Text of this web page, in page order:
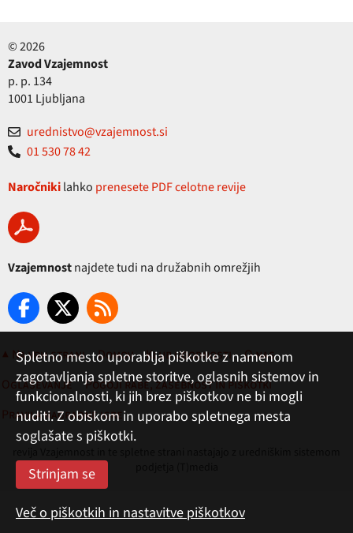
© 2026
Zavod Vzajemnost
p. p. 134
1001 Ljubljana
urednistvo@vzajemnost.si
01 530 78 42
Naročnikilahko prenesete PDF celotne revije
Vzajemnostnajdete tudi na družabnih omrežjih
▲ Na vrh strani Domov Klub ugodnosti
O nas
Oglaševanje
Pogoji rabe, zasebnost in piškotki
Pravila nagradne igre
Spletno mesto uporablja piškotke z namenom
zagotavljanja spletne storitve, oglasnih sistemov in
funkcionalnosti, ki jih brez piškotkov ne bi mogli
nuditi. Z obiskom in uporabo spletnega mesta
soglašate s piškotki.
Več o piškotkih in nastavitve piškotkov